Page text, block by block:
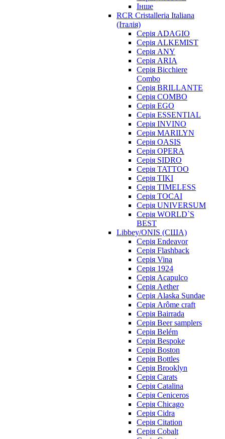
Інше
RCR Cristalleria Italiana
(Італія)
Серія ADAGIO
Серія ALKEMIST
Серія ANY
Серія ARIA
Серія Bicchiere
Combo
Серія BRILLANTE
Серія COMBO
Серія EGO
Серія ESSENTIAL
Серія INVINO
Серія MARILYN
Серія OASIS
Серія OPERA
Серія SIDRO
Серія TATTOO
Серія TIKI
Серія TIMELESS
Серія TOCAI
Серія UNIVERSUM
Серія WORLD`S
BEST
Libbey/ONIS (США)
Cерія Endeavor
Cерія Flashback
Cерія Vina
Серія 1924
Серія Acapulco
Серія Aether
Серія Alaska Sundae
Серія Arôme craft
Серія Bairrada
Серія Beer samplers
Серія Belém
Серія Bespoke
Серія Boston
Серія Bottles
Серія Brooklyn
Серія Carats
Серія Catalina
Серія Ceniceros
Серія Chicago
Серія Cidra
Серія Citation
Серія Cobalt